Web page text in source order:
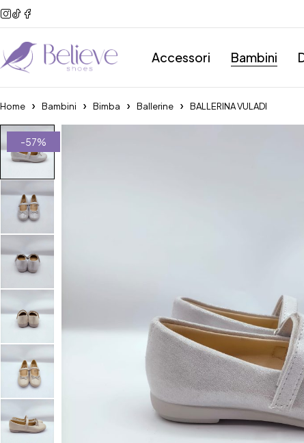
Accessori Bambini
Home Bambini Bimba Ballerine BALLERINA VULADI
-57%